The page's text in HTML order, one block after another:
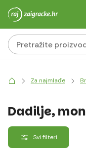
Za najmlađe
Dadilje,
Svi filteri